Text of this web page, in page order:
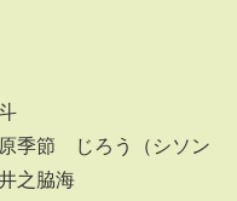
季節 じろう（シソン
之脇海